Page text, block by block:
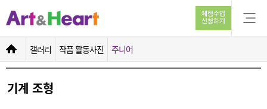
기계 조형
갤러리 작품 활동사진 주니어
기계 조형